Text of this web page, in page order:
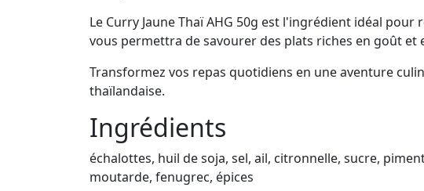
Le Curry Jaune Thaï AHG 50g est l'ingrédient idéal
vous permettra de savourer des plats riches en goût
Transformez vos repas quotidiens en une aventure
thaïlandaise.
Ingrédients
échalottes, huil de soja, sel, ail, citronnelle, sucre,
moutarde, fenugrec, épices